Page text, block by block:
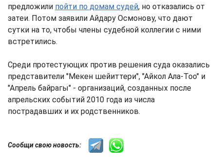
предложили пойти по домам судей, но отказались от
затеи. Потом заявили Айдару Осмонову, что дают
сутки на то, чтобы члены судебной коллегии с ними
встретились.
Среди протестующих против решения суда оказались
представители "Мекен шейиттери", "Айкол Ала-Тоо" и
"Апрель байрагы" - организаций, созданных после
апрельских событий 2010 года из числа
пострадавших и их родственников.
Сообщи свою новость: